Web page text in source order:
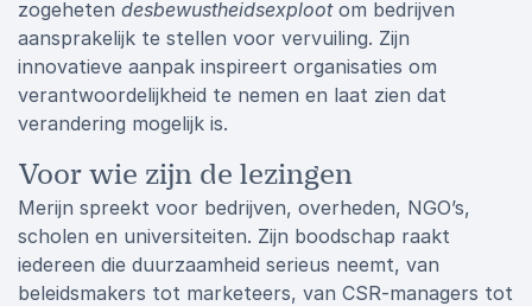
zogeheten desbewustheidsexplootom bedrijven
aansprakelijk te stellen voor vervuiling. Zijn
innovatieve aanpak inspireert organisaties om
verantwoordelijkheid te nemen en laat zien dat
verandering mogelijk is.
Voor wie zijn de lezingen
Merijn spreekt voor bedrijven, overheden, NGO’s,
scholen en universiteiten. Zijn boodschap raakt
iedereen die duurzaamheid serieus neemt, van
beleidsmakers tot marketeers, van CSR-managers tot